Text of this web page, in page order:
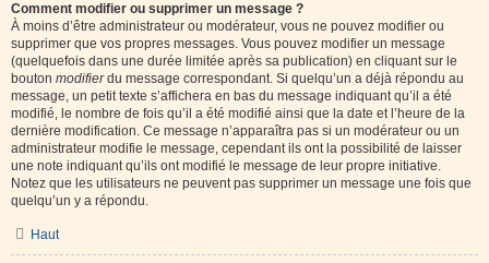
Comment modifier ou supprimer un message ?
À moins d’être administrateur ou modérateur, vous ne pouvez modifier ou
supprimer que vos propres messages. Vous pouvez modifier un message
(quelquefois dans une durée limitée après sa publication) en cliquant sur le
bouton modifierdu message correspondant. Si quelqu’un a déjà répondu au
message, un petit texte s’affichera en bas du message indiquant qu’il a été
modifié, le nombre de fois qu’il a été modifié ainsi que la date et l’heure de la
dernière modification. Ce message n’apparaîtra pas si un modérateur ou un
administrateur modifie le message, cependant ils ont la possibilité de laisser
une note indiquant qu’ils ont modifié le message de leur propre initiative.
Notez que les utilisateurs ne peuvent pas supprimer un message une fois que
quelqu’un y a répondu.
Haut